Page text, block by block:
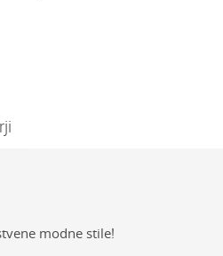
modne stile!